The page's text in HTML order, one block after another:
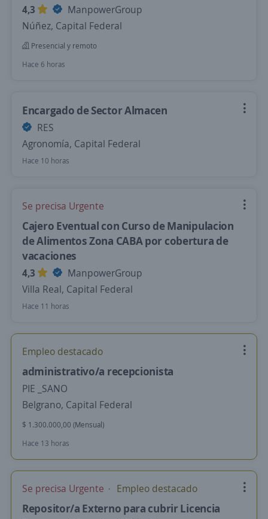
4,3
ManpowerGroup
Núñez, Capital Federal
Presencial y remoto
Hace 6 horas
Encargado de Sector Almacen
RES
Agronomía, Capital Federal
Hace 10 horas
Se precisa Urgente
Cajero Eventual con Curso de Manipulacion
de Alimentos Zona CABA por cobertura de
vacaciones
4,3
ManpowerGroup
Villa Real, Capital Federal
Hace 11 horas
Empleo destacado
administrativo/a recepcionista
PIE _SANO
Belgrano, Capital Federal
$ 1.300.000,00 (Mensual)
Hace 13 horas
Se precisa Urgente Empleo destacado
Repositor/a Externo para cubrir Licencia